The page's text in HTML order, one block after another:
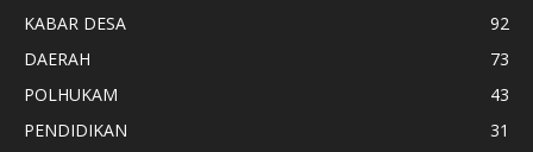
KABAR DESA
92
DAERAH
73
POLHUKAM
43
PENDIDIKAN
31